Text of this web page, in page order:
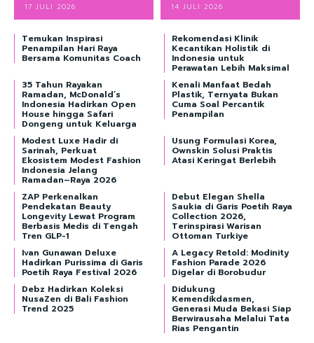
17 JULI 2026 14 JULI 2026
Temukan Inspirasi
Penampilan Hari Raya
Bersama Komunitas Coach
Rekomendasi Klinik
Kecantikan Holistik di
Indonesia untuk
Perawatan Lebih Maksimal
35 Tahun Rayakan
Ramadan, McDonald’s
Indonesia Hadirkan Open
House hingga Safari
Dongeng untuk Keluarga
Kenali Manfaat Bedah
Plastik, Ternyata Bukan
Cuma Soal Percantik
Penampilan
Modest Luxe Hadir di
Sarinah, Perkuat
Ekosistem Modest Fashion
Indonesia Jelang
Ramadan–Raya 2026
Usung Formulasi Korea,
Ownskin Solusi Praktis
Atasi Keringat Berlebih
ZAP Perkenalkan
Pendekatan Beauty
Longevity Lewat Program
Berbasis Medis di Tengah
Tren GLP-1
Debut Elegan Shella
Saukia di Garis Poetih Raya
Collection 2026,
Terinspirasi Warisan
Ottoman Turkiye
Ivan Gunawan Deluxe
Hadirkan Purissima di Garis
Poetih Raya Festival 2026
A Legacy Retold: Modinity
Fashion Parade 2026
Digelar di Borobudur
Debz Hadirkan Koleksi
NusaZen di Bali Fashion
Trend 2025
Didukung
Kemendikdasmen,
Generasi Muda Bekasi Siap
Berwirausaha Melalui Tata
Rias Pengantin